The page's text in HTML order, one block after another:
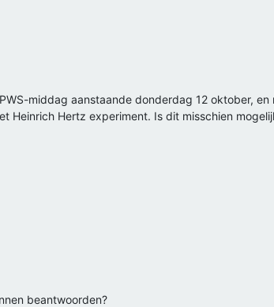
middag aanstaande donderdag 12 oktober, en
Hertz experiment. Is dit misschien
beantwoorden?